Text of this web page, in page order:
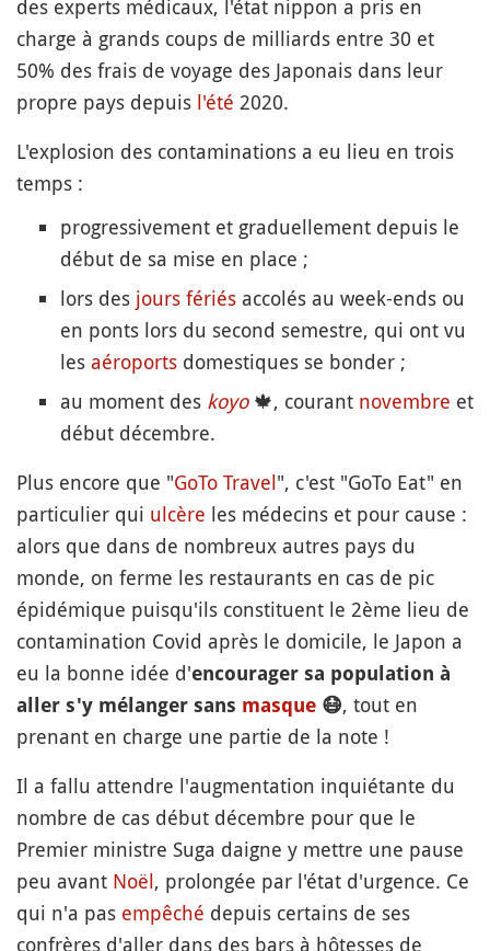
des experts médicaux, l'état nippon a pris en
charge à grands coups de milliards entre 30 et
50% des frais de voyage des Japonais dans leur
propre pays depuis l'été 2020.
L'explosion des contaminations a eu lieu en trois
temps :
progressivement et graduellement depuis le
début de sa mise en place ;
lors des jours fériés accolés au week-ends ou
en ponts lors du second semestre, qui ont vu
les aéroports domestiques se bonder ;
au moment des koyo 🍁, courant novembre et
début décembre.
Plus encore que "GoTo Travel", c'est "GoTo Eat" en
particulier qui ulcère les médecins et pour cause :
alors que dans de nombreux autres pays du
monde, on ferme les restaurants en cas de pic
épidémique puisqu'ils constituent le 2ème lieu de
contamination Covid après le domicile, le Japon a
eu la bonne idée d'encourager sa population à
aller s'y mélanger sans masque 😷, tout en
prenant en charge une partie de la note !
Il a fallu attendre l'augmentation inquiétante du
nombre de cas début décembre pour que le
Premier ministre Suga daigne y mettre une pause
peu avant Noël, prolongée par l'état d'urgence. Ce
qui n'a pas empêché depuis certains de ses
confrères d'aller dans des bars à hôtesses de